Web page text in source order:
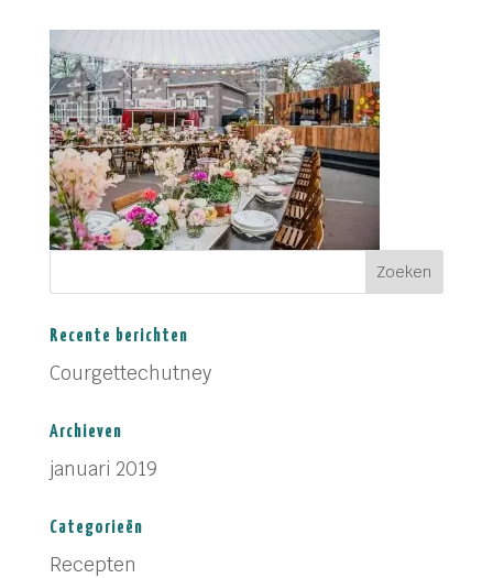
Recente berichten
Courgettechutney
Archieven
januari 2019
Categorieën
Recepten